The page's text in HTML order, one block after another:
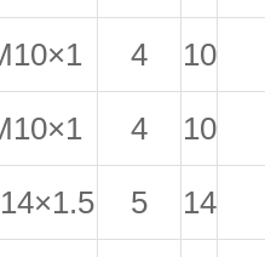
×1 4 10
×1 4 10
×1.5 5 14